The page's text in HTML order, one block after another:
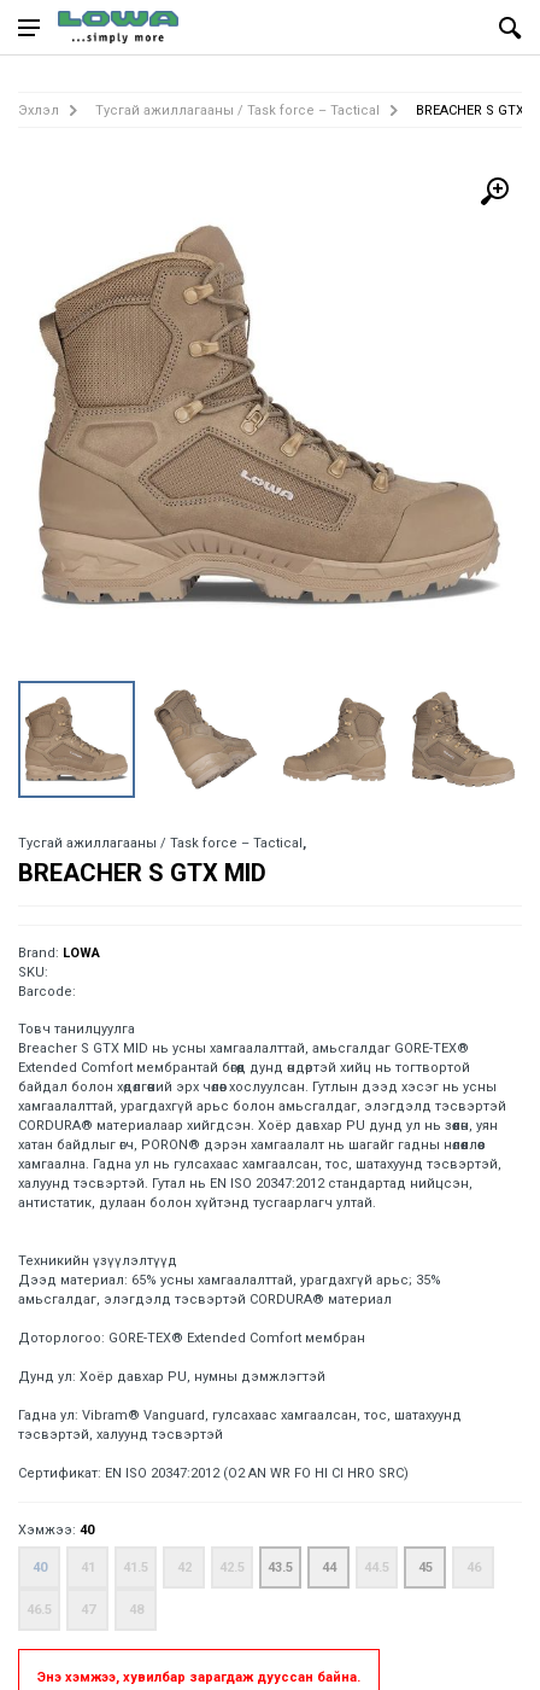
Эхлэл Тусгай ажиллагааны / Task force – Tactical BREACHER S GTX
Тусгай ажиллагааны / Task force – Tactical,
BREACHER S GTX MID
Brand: LOWA
SKU:
Barcode:
Товч танилцуулга
Breacher S GTX MID нь усны хамгаалалттай, амьсгалдаг GORE-TEX®
Extended Comfort мембрантай бөгөөд дунд өндөртэй хийц нь тогтвортой
байдал болон хөдөлгөөний эрх чөлөөг хослуулсан. Гутлын дээд хэсэг нь усны
хамгаалалттай, урагдахгүй арьс болон амьсгалдаг, элэгдэлд тэсвэртэй
CORDURA® материалаар хийгдсэн. Хоёр давхар PU дунд ул нь зөөлөн, уян
хатан байдлыг өгч, PORON® дэрэн хамгаалалт нь шагайг гадны нөлөөллөөс
хамгаална. Гадна ул нь гулсахаас хамгаалсан, тос, шатахуунд тэсвэртэй,
халуунд тэсвэртэй. Гутал нь EN ISO 20347:2012 стандартад нийцсэн,
антистатик, дулаан болон хүйтэнд тусгаарлагч ултай.
Техникийн үзүүлэлтүүд
Дээд материал: 65% усны хамгаалалттай, урагдахгүй арьс; 35%
амьсгалдаг, элэгдэлд тэсвэртэй CORDURA® материал
Доторлогоо: GORE-TEX® Extended Comfort мембран
Дунд ул: Хоёр давхар PU, нумны дэмжлэгтэй
Гадна ул: Vibram® Vanguard, гулсахаас хамгаалсан, тос, шатахуунд
тэсвэртэй, халуунд тэсвэртэй
Сертификат: EN ISO 20347:2012 (O2 AN WR FO HI CI HRO SRC)
Хэмжээ: 40
40 41 41.5 42 42.5 43.5 44 44.5 45 46
46.5 47 48
Энэ хэмжээ, хувилбар зарагдаж дууссан байна.